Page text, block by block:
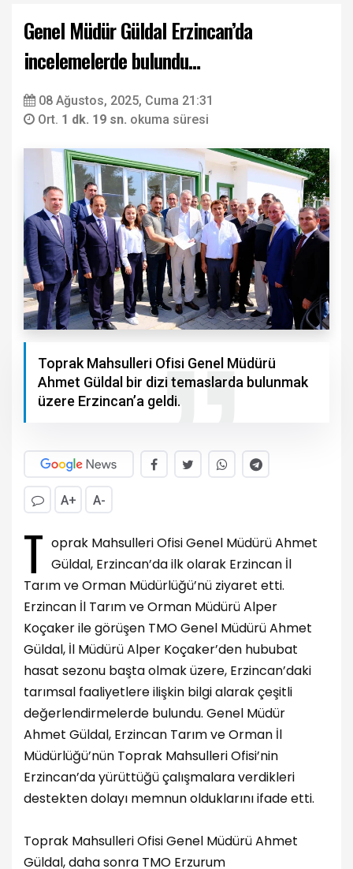
Genel Müdür Güldal Erzincan’da
incelemelerde bulundu…
08 Ağustos, 2025, Cuma 21:31
Ort. 1 dk. 19 sn. okuma süresi
Toprak Mahsulleri Ofisi Genel Müdürü
Ahmet Güldal bir dizi temaslarda bulunmak
üzere Erzincan’a geldi.
A+ A-
T oprak Mahsulleri Ofisi Genel Müdürü Ahmet
Güldal, Erzincan’da ilk olarak Erzincan İl
Tarım ve Orman Müdürlüğü’nü ziyaret etti.
Erzincan İl Tarım ve Orman Müdürü Alper
Koçaker ile görüşen TMO Genel Müdürü Ahmet
Güldal, İl Müdürü Alper Koçaker’den hububat
hasat sezonu başta olmak üzere, Erzincan’daki
tarımsal faaliyetlere ilişkin bilgi alarak çeşitli
değerlendirmelerde bulundu. Genel Müdür
Ahmet Güldal, Erzincan Tarım ve Orman İl
Müdürlüğü’nün Toprak Mahsulleri Ofisi’nin
Erzincan’da yürüttüğü çalışmalara verdikleri
destekten dolayı memnun olduklarını ifade etti.
Toprak Mahsulleri Ofisi Genel Müdürü Ahmet
Güldal, daha sonra TMO Erzurum